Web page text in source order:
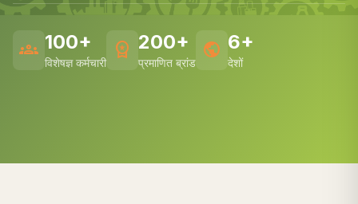
groups 100+
विशेषज्ञ कर्मचारी
workspace_premium 200+
प्रमाणित ब्रांड
public 6+
देशों